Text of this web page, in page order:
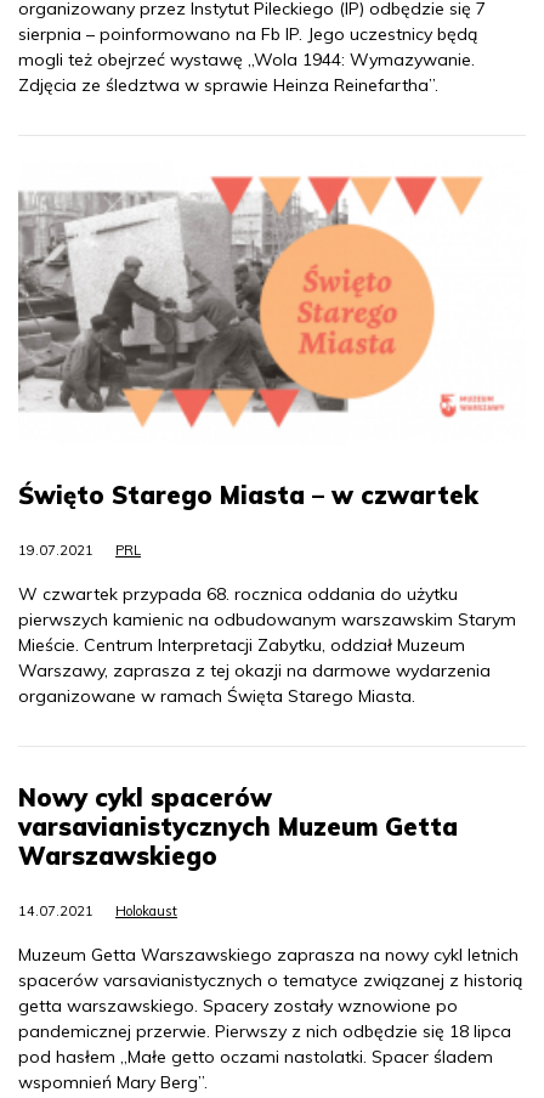
organizowany przez Instytut Pileckiego (IP) odbędzie się 7
sierpnia – poinformowano na Fb IP. Jego uczestnicy będą
mogli też obejrzeć wystawę „Wola 1944: Wymazywanie.
Zdjęcia ze śledztwa w sprawie Heinza Reinefartha”.
Święto Starego Miasta – w czwartek
19.07.2021 PRL
W czwartek przypada 68. rocznica oddania do użytku
pierwszych kamienic na odbudowanym warszawskim Starym
Mieście. Centrum Interpretacji Zabytku, oddział Muzeum
Warszawy, zaprasza z tej okazji na darmowe wydarzenia
organizowane w ramach Święta Starego Miasta.
Nowy cykl spacerów
varsavianistycznych Muzeum Getta
Warszawskiego
14.07.2021 Holokaust
Muzeum Getta Warszawskiego zaprasza na nowy cykl letnich
spacerów varsavianistycznych o tematyce związanej z historią
getta warszawskiego. Spacery zostały wznowione po
pandemicznej przerwie. Pierwszy z nich odbędzie się 18 lipca
pod hasłem „Małe getto oczami nastolatki. Spacer śladem
wspomnień Mary Berg”.